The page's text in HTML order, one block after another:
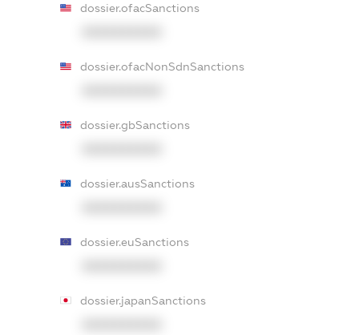
dossier.ofacSanctions
dossier.ofacNonSdnSanctions
dossier.gbSanctions
dossier.ausSanctions
dossier.euSanctions
dossier.japanSanctions